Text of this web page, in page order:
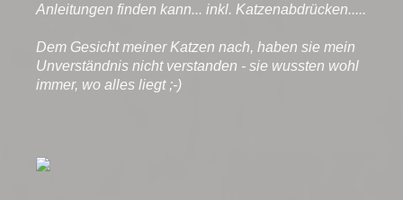
Anleitungen finden kann... inkl. Katzenabdrücken.....
Dem Gesicht meiner Katzen nach, haben sie mein
Unverständnis nicht verstanden - sie wussten wohl
immer, wo alles liegt ;-)